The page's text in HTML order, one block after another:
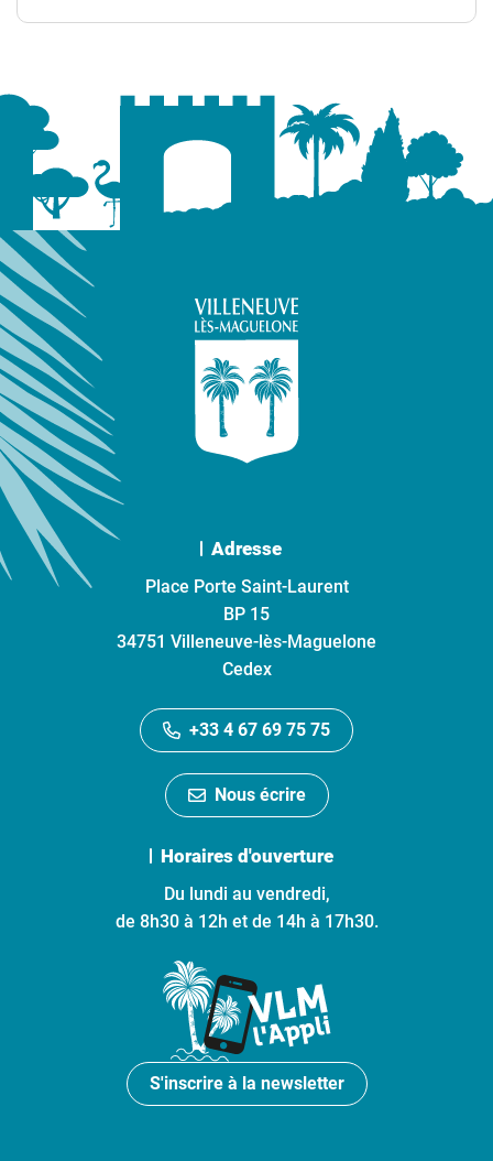
Adresse
Place Porte Saint-Laurent
BP 15
34751 Villeneuve-lès-Maguelone
Cedex
+33 4 67 69 75 75
Nous écrire
Horaires d'ouverture
Du lundi au vendredi,
de 8h30 à 12h et de 14h à 17h30.
S'inscrire à la newsletter